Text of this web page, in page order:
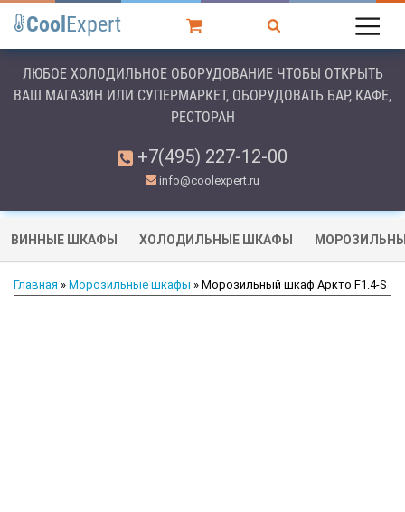
Cool Expert
ЛЮБОЕ ХОЛОДИЛЬНОЕ ОБОРУДОВАНИЕ ЧТОБЫ ОТКРЫТЬ
ВАШ МАГАЗИН ИЛИ СУПЕРМАРКЕТ, ОБОРУДОВАТЬ БАР, КАФЕ,
РЕСТОРАН
+7(495) 227-12-00
info@coolexpert.ru
ВИННЫЕ ШКАФЫ ХОЛОДИЛЬНЫЕ ШКАФЫ
Главная » Морозильные шкафы » Морозильный шкаф Аркто F1.4-S